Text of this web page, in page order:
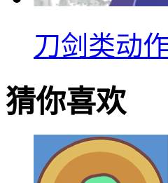
刀剑类动
猜你喜欢